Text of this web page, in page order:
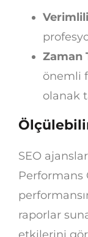
Zaman
önemli
olanak
SEO
Performans
raporlar